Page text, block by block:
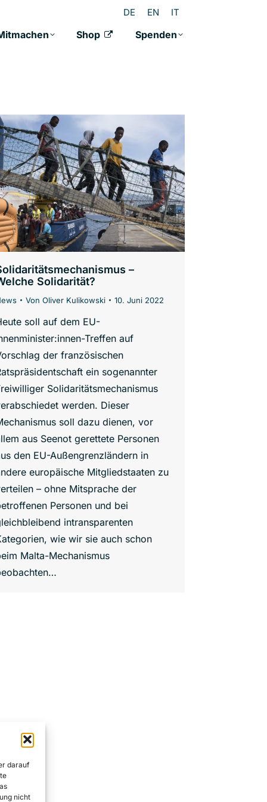
darauf
nicht
DE EN IT
Shop Spenden
–
Solidarität?
Von Oliver Kulikowski 10. Juni 2022
soll auf dem EU-
Treffen auf
der französischen
ein sogenannter
Solidaritätsmechanismus
werden. Dieser
soll dazu dienen, vor
aus Seenot gerettete Personen
den EU-Außengrenzländern in
europäische Mitgliedstaaten zu
– ohne Mitsprache der
Personen und bei
intransparenten
wie wir sie auch schon
Malta-Mechanismus